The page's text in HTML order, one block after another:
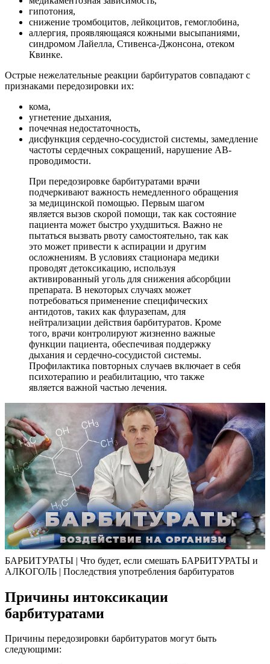
гипотония,
снижение тромбоцитов, лейкоцитов, гемоглобина,
аллергия, проявляющаяся кожными высыпаниями,
синдромом Лайелла, Стивенса-Джонсона, отеком
Квинке.
Острые нежелательные реакции барбитуратов совпадают с
признаками передозировки их:
кома,
угнетение дыхания,
почечная недостаточность,
дисфункция сердечно-сосудистой системы, замедление
частоты сердечных сокращений, нарушение АВ-
проводимости.
При передозировке барбитуратами врачи
подчеркивают важность немедленного обращения
за медицинской помощью. Первым шагом
является вызов скорой помощи, так как состояние
пациента может быстро ухудшиться. Важно не
пытаться вызвать рвоту самостоятельно, так как
это может привести к аспирации и другим
осложнениям. В условиях стационара медики
проводят детоксикацию, используя
активированный уголь для снижения абсорбции
препарата. В некоторых случаях может
потребоваться применение специфических
антидотов, таких как флуразепам, для
нейтрализации действия барбитуратов. Кроме
того, врачи контролируют жизненно важные
функции пациента, обеспечивая поддержку
дыхания и сердечно-сосудистой системы.
Профилактика повторных случаев включает в себя
психотерапию и реабилитацию, что также
является важной частью лечения.
БАРБИТУРАТЫ | Что будет, если смешать БАРБИТУРАТЫ и
АЛКОГОЛЬ | Последствия употребления барбитуратов
Причины интоксикации
барбитуратами
Причины передозировки барбитуратов могут быть
следующими: